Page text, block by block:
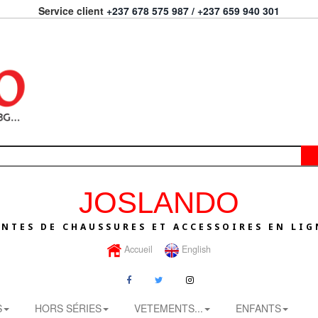
Service client +237 678 575 987 / +237 659 940 301
JOSLANDO
DE CHAUSSURES ET ACCESSOIRES EN
Accueil English
HORS SÉRIES VETEMENTS... ENFANTS